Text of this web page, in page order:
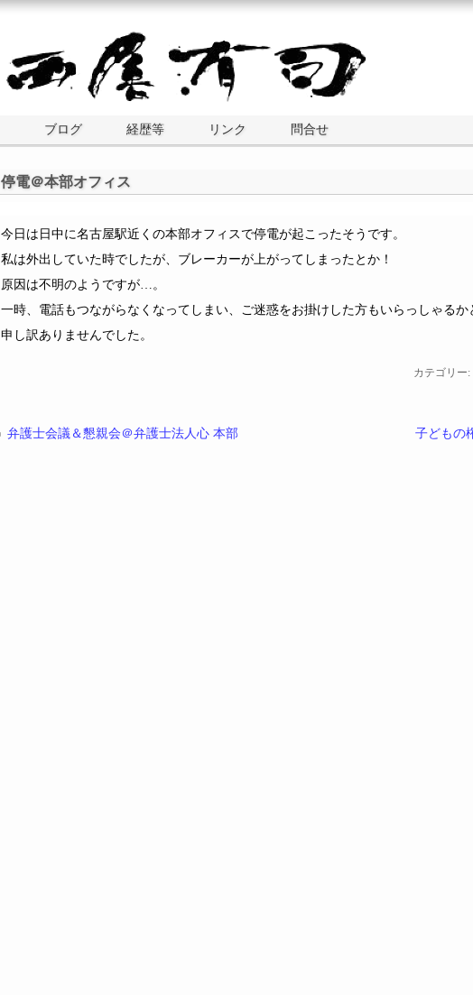
ブログ 経歴等 リンク 問合せ
停電＠本部オフィス
今日は日中に名古屋駅近くの本部オフィスで停電が起こったそうです。
私は外出していた時でしたが、ブレーカーが上がってしまったとか！
原因は不明のようですが…。
一時、電話もつながらなくなってしまい、ご迷惑をお掛けした方もいらっしゃるか
申し訳ありませんでした。
カテゴリー:
弁護士会議＆懇親会＠弁護士法人心 本部 子どもの